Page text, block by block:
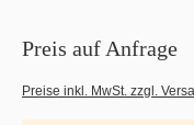
Preis auf Anfrage
Preise inkl. MwSt. zzgl.